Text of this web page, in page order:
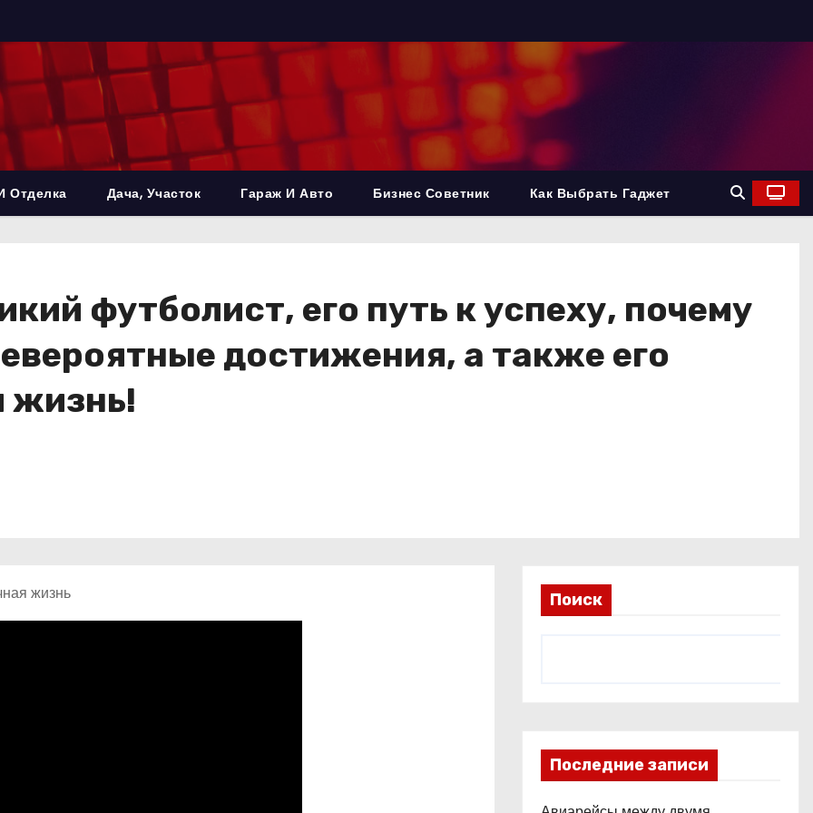
Отделка Дача, Участок Гараж И Авто Бизнес Советник Как Выбрать Гаджет
футболист, его путь к успеху, почему
достижения, а также его
жизнь!
Поиск
Последние записи